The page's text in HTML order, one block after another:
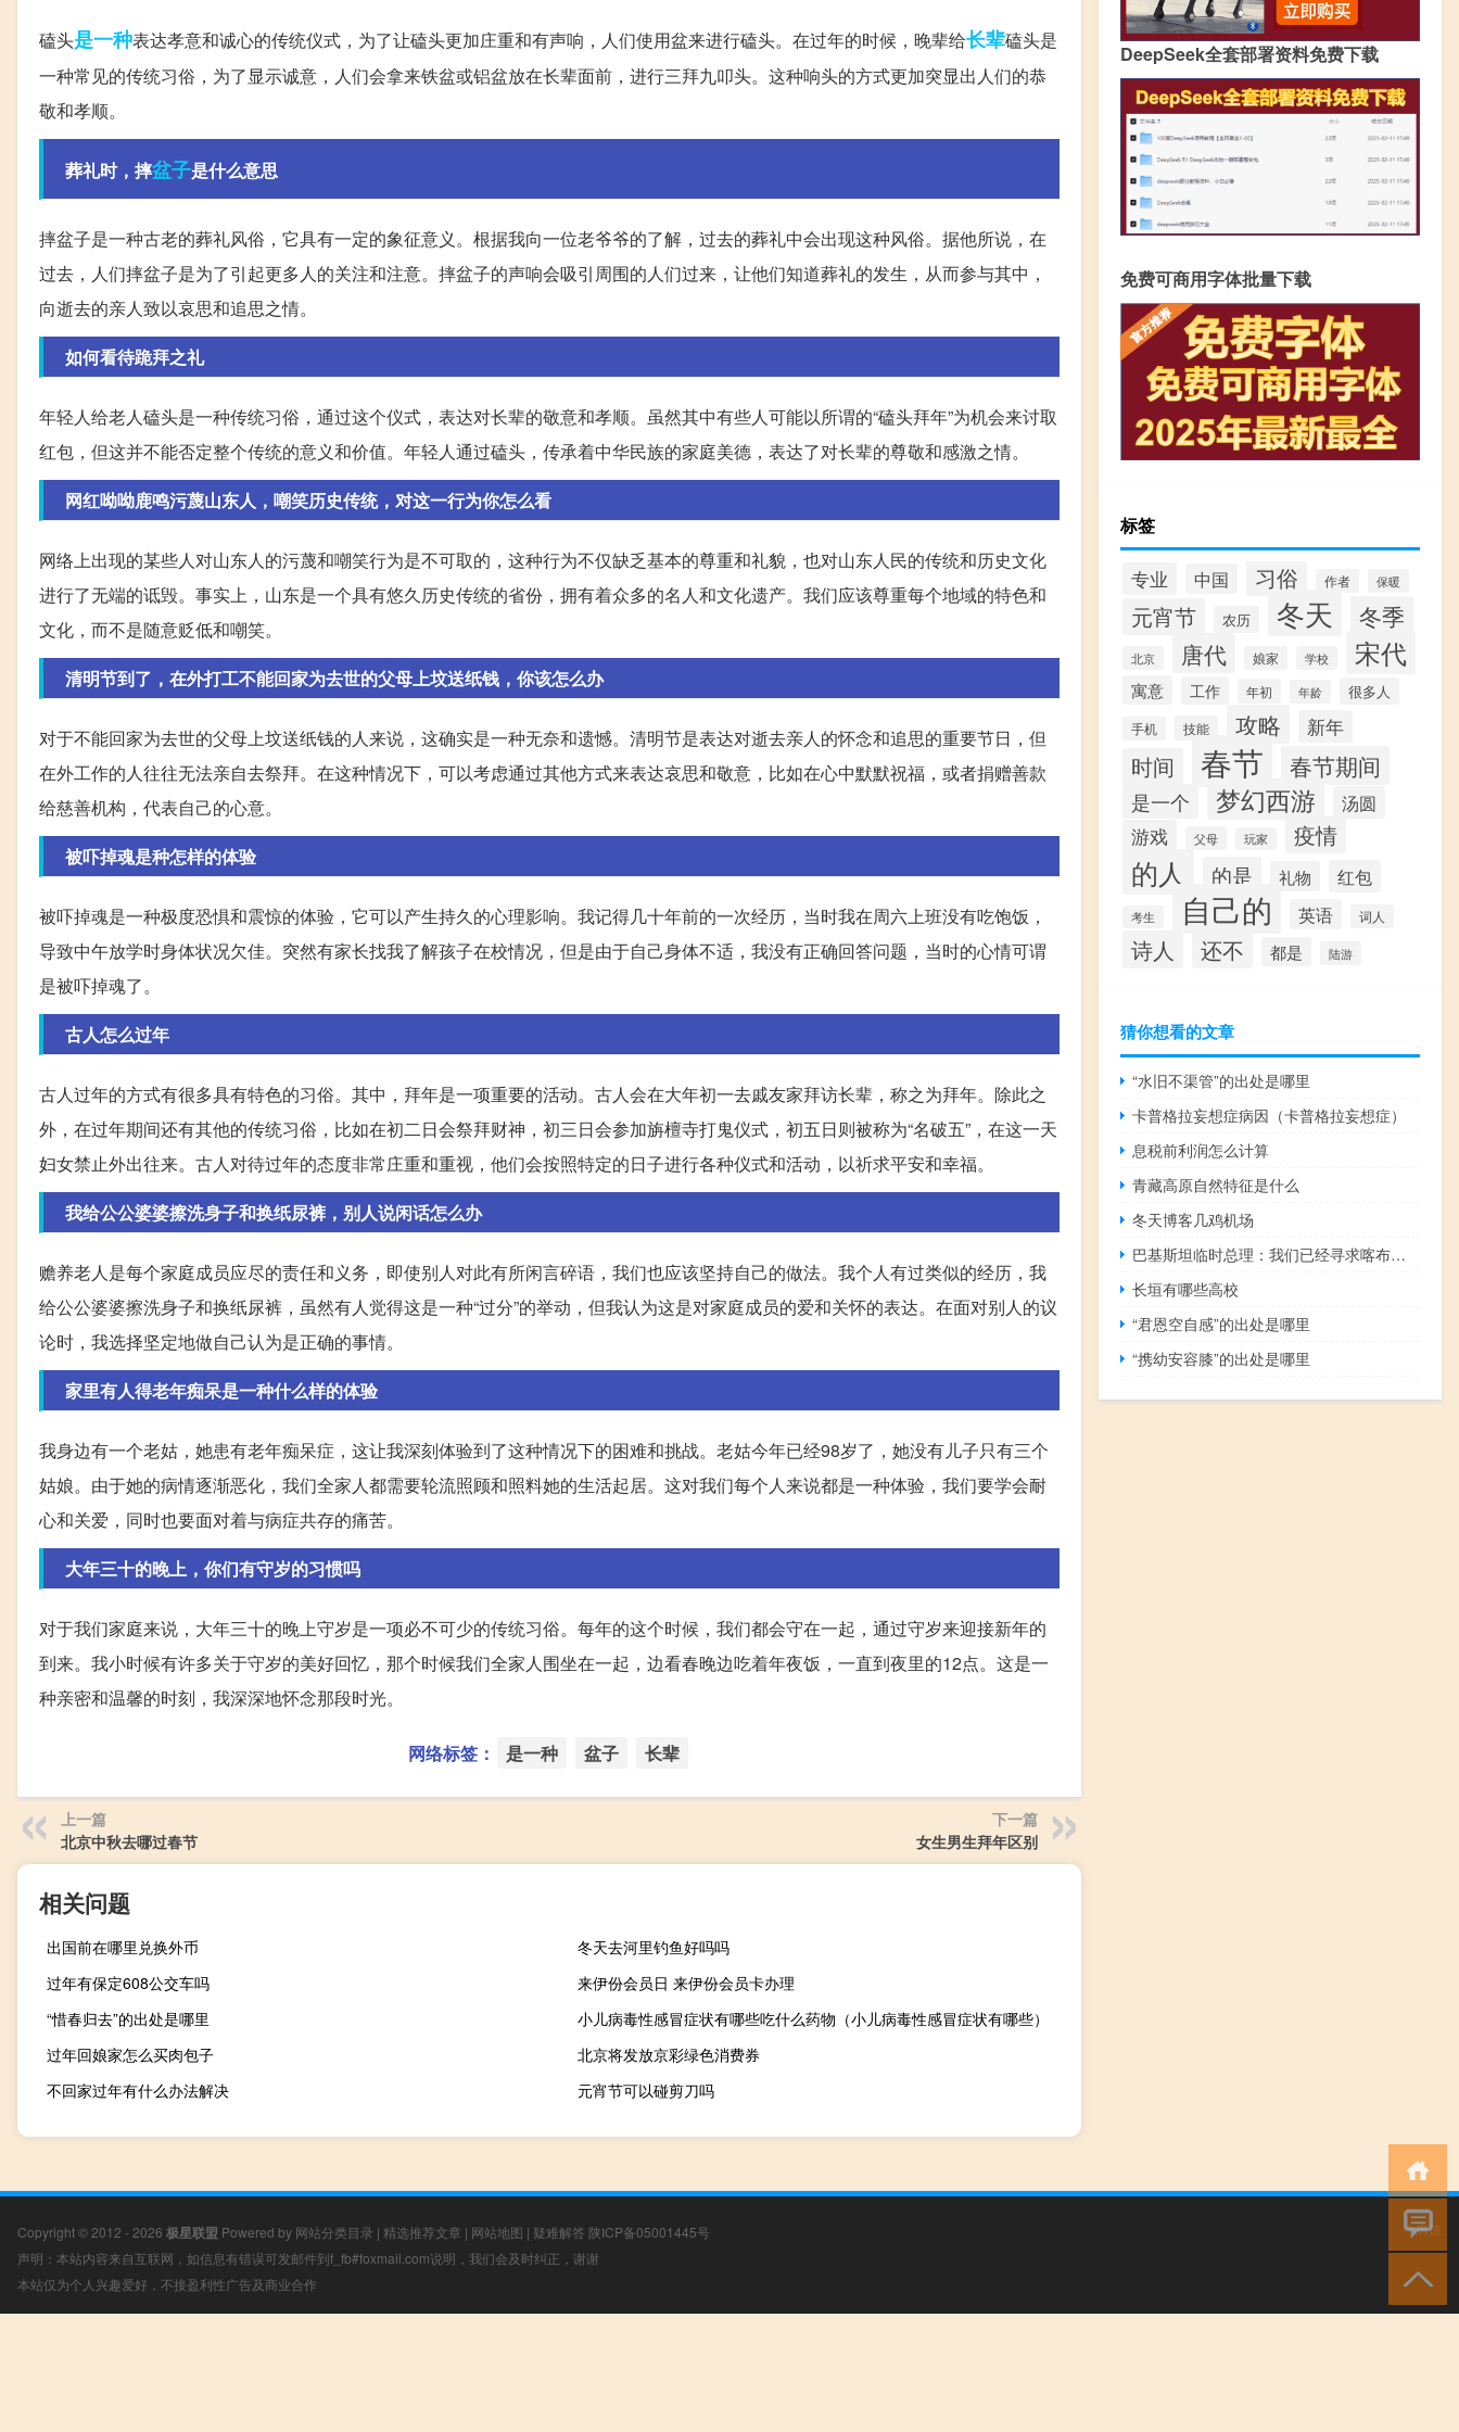
磕头是一种表达孝意和诚心的传统仪式，为了让磕头更加庄重和有声响，人们使用盆来进行磕头。在过年的时候，晚辈给长辈磕头是
一种常见的传统习俗，为了显示诚意，人们会拿来铁盆或铝盆放在长辈面前，进行三拜九叩头。这种响头的方式更加突显出人们的恭
敬和孝顺。
葬礼时，摔盆子是什么意思
摔盆子是一种古老的葬礼风俗，它具有一定的象征意义。根据我向一位老爷爷的了解，过去的葬礼中会出现这种风俗。据他所说，在
过去，人们摔盆子是为了引起更多人的关注和注意。摔盆子的声响会吸引周围的人们过来，让他们知道葬礼的发生，从而参与其中，
向逝去的亲人致以哀思和追思之情。
如何看待跪拜之礼
年轻人给老人磕头是一种传统习俗，通过这个仪式，表达对长辈的敬意和孝顺。虽然其中有些人可能以所谓的“磕头拜年”为机会来讨取
红包，但这并不能否定整个传统的意义和价值。年轻人通过磕头，传承着中华民族的家庭美德，表达了对长辈的尊敬和感激之情。
网红呦呦鹿鸣污蔑山东人，嘲笑历史传统，对这一行为你怎么看
网络上出现的某些人对山东人的污蔑和嘲笑行为是不可取的，这种行为不仅缺乏基本的尊重和礼貌，也对山东人民的传统和历史文化
进行了无端的诋毁。事实上，山东是一个具有悠久历史传统的省份，拥有着众多的名人和文化遗产。我们应该尊重每个地域的特色和
文化，而不是随意贬低和嘲笑。
清明节到了，在外打工不能回家为去世的父母上坟送纸钱，你该怎么办
对于不能回家为去世的父母上坟送纸钱的人来说，这确实是一种无奈和遗憾。清明节是表达对逝去亲人的怀念和追思的重要节日，但
在外工作的人往往无法亲自去祭拜。在这种情况下，可以考虑通过其他方式来表达哀思和敬意，比如在心中默默祝福，或者捐赠善款
给慈善机构，代表自己的心意。
被吓掉魂是种怎样的体验
被吓掉魂是一种极度恐惧和震惊的体验，它可以产生持久的心理影响。我记得几十年前的一次经历，当时我在周六上班没有吃饱饭，
导致中午放学时身体状况欠佳。突然有家长找我了解孩子在校情况，但是由于自己身体不适，我没有正确回答问题，当时的心情可谓
是被吓掉魂了。
古人怎么过年
古人过年的方式有很多具有特色的习俗。其中，拜年是一项重要的活动。古人会在大年初一去戚友家拜访长辈，称之为拜年。除此之
外，在过年期间还有其他的传统习俗，比如在初二日会祭拜财神，初三日会参加旃檀寺打鬼仪式，初五日则被称为“名破五”，在这一天
妇女禁止外出往来。古人对待过年的态度非常庄重和重视，他们会按照特定的日子进行各种仪式和活动，以祈求平安和幸福。
我给公公婆婆擦洗身子和换纸尿裤，别人说闲话怎么办
赡养老人是每个家庭成员应尽的责任和义务，即使别人对此有所闲言碎语，我们也应该坚持自己的做法。我个人有过类似的经历，我
给公公婆婆擦洗身子和换纸尿裤，虽然有人觉得这是一种“过分”的举动，但我认为这是对家庭成员的爱和关怀的表达。在面对别人的议
论时，我选择坚定地做自己认为是正确的事情。
家里有人得老年痴呆是一种什么样的体验
我身边有一个老姑，她患有老年痴呆症，这让我深刻体验到了这种情况下的困难和挑战。老姑今年已经98岁了，她没有儿子只有三个
姑娘。由于她的病情逐渐恶化，我们全家人都需要轮流照顾和照料她的生活起居。这对我们每个人来说都是一种体验，我们要学会耐
心和关爱，同时也要面对着与病症共存的痛苦。
大年三十的晚上，你们有守岁的习惯吗
对于我们家庭来说，大年三十的晚上守岁是一项必不可少的传统习俗。每年的这个时候，我们都会守在一起，通过守岁来迎接新年的
到来。我小时候有许多关于守岁的美好回忆，那个时候我们全家人围坐在一起，边看春晚边吃着年夜饭，一直到夜里的12点。这是一
种亲密和温馨的时刻，我深深地怀念那段时光。
网络标签： 是一种 盆子 长辈
上一篇
北京中秋去哪过春节
下一篇
女生男生拜年区别
相关问题
出国前在哪里兑换外币
冬天去河里钓鱼好吗吗
过年有保定608公交车吗
来伊份会员日 来伊份会员卡办理
“惜春归去”的出处是哪里
小儿病毒性感冒症状有哪些吃什么药物（小儿病毒性感冒症状有哪些）
过年回娘家怎么买肉包子
北京将发放京彩绿色消费券
不回家过年有什么办法解决
元宵节可以碰剪刀吗
DeepSeek全套部署资料免费下载
免费可商用字体批量下载
标签
专业 中国 习俗 作者 保暖
元宵节 农历 冬天 冬季
北京 唐代 娘家 学校 宋代
寓意 工作 年初 年龄 很多人
手机 技能 攻略 新年
时间 春节 春节期间
是一个 梦幻西游
汤圆
游戏
父母 玩家 疫情
的人 的是 礼物 红包
考生 自己的 英语 词人
诗人 还不 都是 陆游
猜你想看的文章
“水旧不渠管”的出处是哪里
卡普格拉妄想症病因（卡普格拉妄想症）
息税前利润怎么计算
青藏高原自然特征是什么
冬天博客几鸡机场
巴基斯坦临时总理：我们已经寻求喀布尔的支持以制止巴基斯坦的恐怖主义活动
长垣有哪些高校
“君恩空自感”的出处是哪里
“携幼安容膝”的出处是哪里
Copyright © 2012 - 2026 极星联盟 Powered by 网站分类目录 | 精选推荐文章 | 网站地图 | 疑难解答 陕ICP备05001445号
声明：本站内容来自互联网，如信息有错误可发邮件到f_fb#foxmail.com说明，我们会及时纠正，谢谢
本站仅为个人兴趣爱好，不接盈利性广告及商业合作
小男孩